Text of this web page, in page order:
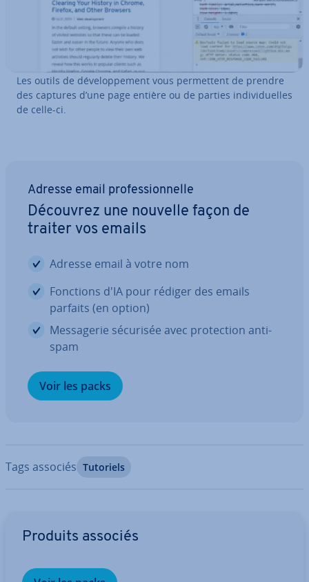
Les outils de dé­ve­lop­pe­ment vous per­met­tent de prendre
des captures d’une page entière ou de parties in­di­vi­duelles
de celle-ci.
Adresse email pro­fes­sion­nelle
Découvrez une nouvelle façon de
traiter vos emails
Adresse email à votre nom
Fonctions d'IA pour rédiger des emails
parfaits (en option)
Mes­sa­ge­rie sécurisée avec pro­tec­tion anti-
spam
Voir les packs
Tags associés Tutoriels
Produits associés